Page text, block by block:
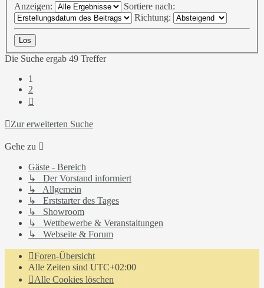
Anzeigen:
Sortiere nach:
Richtung:
Die Suche ergab 49 Treffer
1
2
Zur erweiterten Suche
Gehe zu
Gäste - Bereich
↳ Der Vorstand informiert
↳ Allgemein
↳ Erststarter des Tages
↳ Showroom
↳ Wettbewerbe & Veranstaltungen
↳ Webseite & Forum
Foren-Übersicht
Alle Zeiten sind UTC+02:00
Alle Cookies löschen